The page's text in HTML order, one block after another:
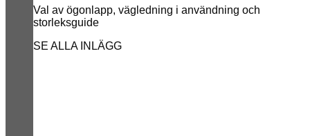
Val av ögonlapp, vägledning i användning och
storleksguide
SE ALLA INLÄGG